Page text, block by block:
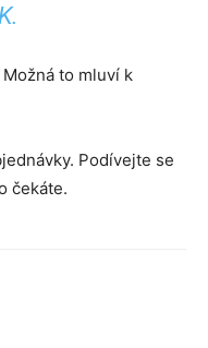
to mluví k
Podívejte se
čekáte.